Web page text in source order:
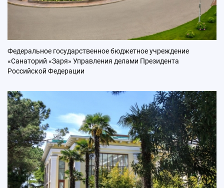
Федеральное государственное бюджетное учреждение
«Санаторий «Заря» Управления делами Президента
Российской Федерации